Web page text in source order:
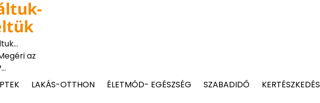
az
LAKÁS-OTTHON ÉLETMÓD- EGÉSZSÉG SZABADIDŐ KERTÉSZKEDÉS